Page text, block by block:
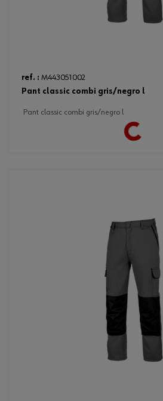
ref. : M443051002
pant classic combi gris/negro l
pant classic combi gris/negro l
Loading...